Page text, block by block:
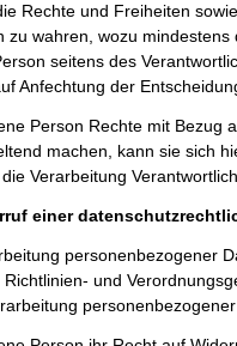
Rechte und Freiheiten
zu wahren, wozu
seitens des
Anfechtung der
Person Rechte mit Bezug
machen, kann sie sich
Verarbeitung
einer
personenbezogener
und